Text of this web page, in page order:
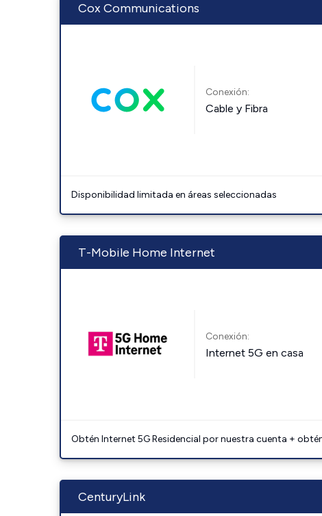
Cox Communications
Conexión:
Cable y Fibra
Disponibilidad limitada en áreas seleccionadas
T-Mobile Home Internet
Conexión:
Internet 5G en casa
Obtén Internet 5G Residencial por nuestra cuenta +
CenturyLink